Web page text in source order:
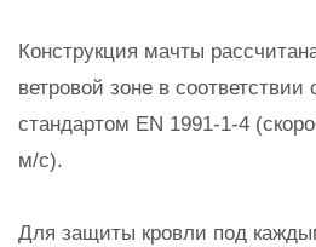
Конструкция мачты
ветровой зоне в соответствии
стандартом EN 1991-1-4
м/с).
Для защиты кровли под